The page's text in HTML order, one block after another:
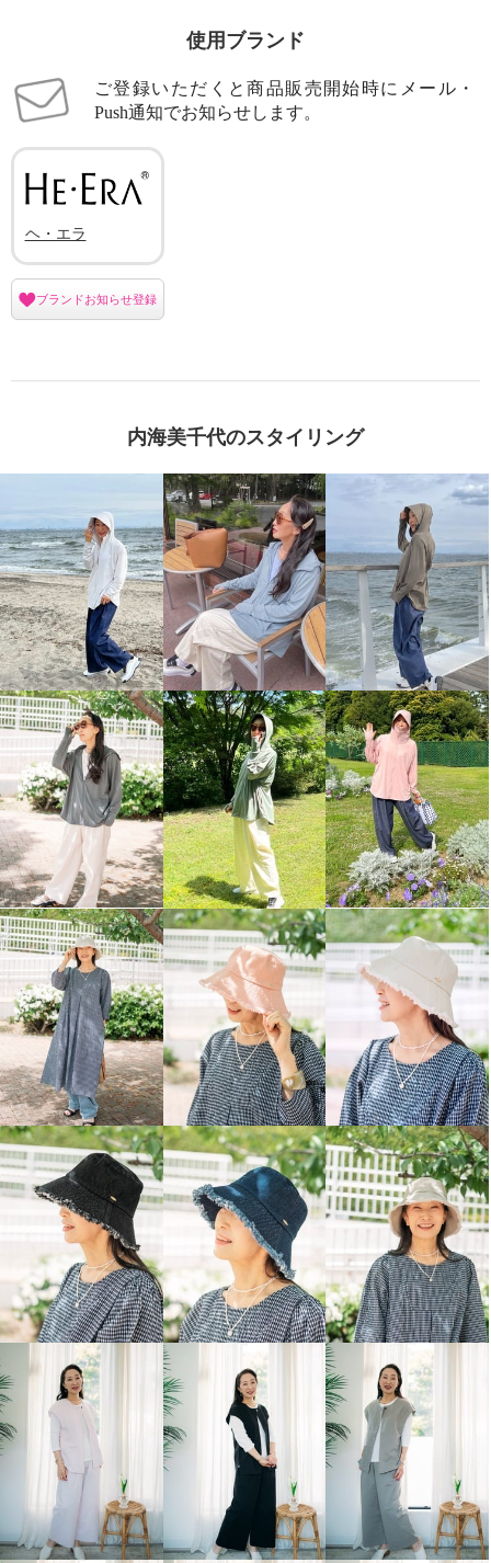
使用ブランド
ご登録いただくと商品販売開始時にメール・
Push通知でお知らせします。
ヘ・エラ
ブランドお知らせ登録
内海美千代のスタイリング